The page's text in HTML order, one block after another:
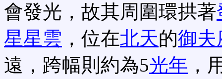
會發光，故其周圍環拱著
星星雲 ，位在北天的御夫
遠，跨幅則約為5光年 ，